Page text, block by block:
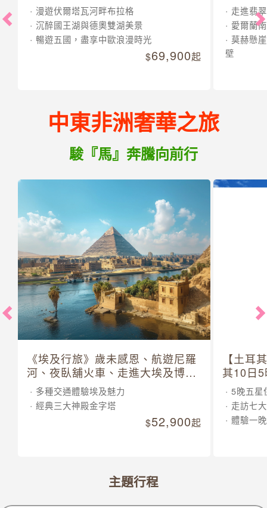
漫遊伏爾塔瓦河畔布拉格
沉醉國王湖與德奧雙湖美景
暢遊五國，盡享中歐浪漫時光
69,900起
走進翡
愛爾蘭
莫赫懸
壁
中東非洲奢華之旅
駿『馬』奔騰向前行
《埃及行旅》歲未感恩、航遊尼羅
河、夜臥舖火車、走進大埃及博物
館 10 日
多種交通體驗埃及魅力
經典三大神殿金字塔
52,900起
【土耳
其10日
5晚五星
走訪七
體驗一
主題行程